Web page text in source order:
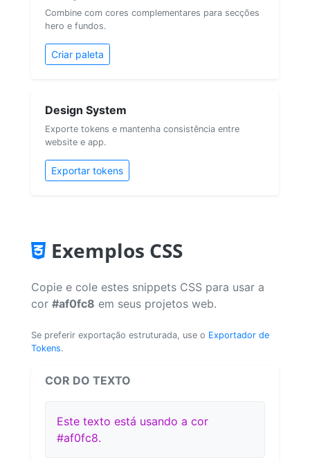
Combine com cores complementares para secções
hero e fundos.
Criar paleta
Design System
Exporte tokens e mantenha consistência entre
website e app.
Exportar tokens
Exemplos CSS
Copie e cole estes snippets CSS para usar a
cor #af0fc8 em seus projetos web.
Se preferir exportação estruturada, use o Exportador de
Tokens.
COR DO TEXTO
Este texto está usando a cor
#af0fc8.